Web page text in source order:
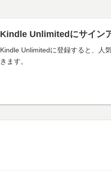
Kindle Unlimitedにサイン
Kindle Unlimitedに登録すると、人
きます。